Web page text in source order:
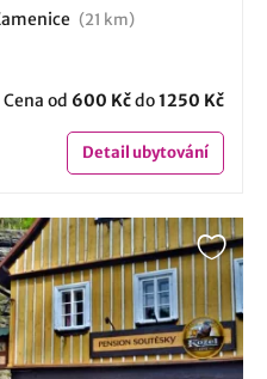
(21 km)
Cena od 600 Kčdo1250 Kč
Detailubytování